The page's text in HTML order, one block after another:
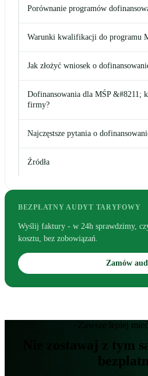
Porównanie programów
Warunki kwalifikacji do programu
Jak złożyć wniosek o
Dofinansowania dla MŚP &#8211;
firmy?
Najczęstsze pytania o
Źródła
BEZPŁATNY AUDYT TARYFOWY
Wyślij faktury - w 24h sprawdzimy,
kosztu, bez zobowiązań.
Zamów
Zawsze lepiej
Nie zostawaj z tym